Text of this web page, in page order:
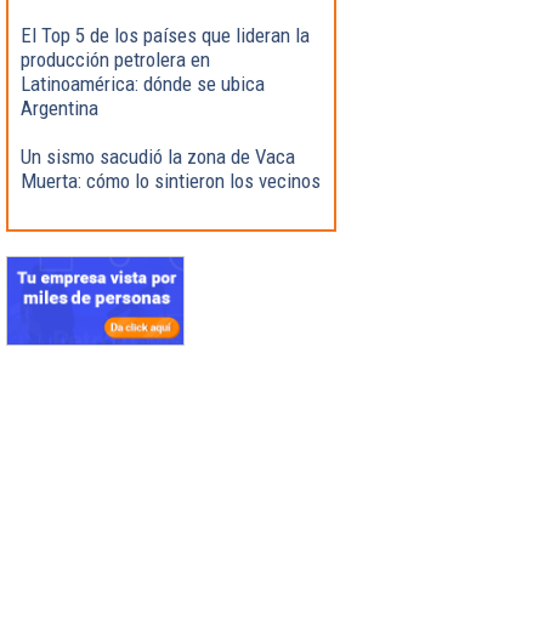
El Top 5 de los países que lideran la
producción petrolera en
Latinoamérica: dónde se ubica
Argentina
Un sismo sacudió la zona de Vaca
Muerta: cómo lo sintieron los vecinos